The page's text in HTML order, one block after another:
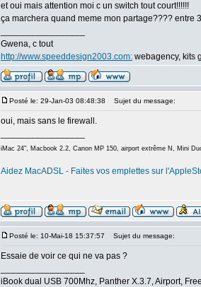
et oui mais attention moi c un switch tout court!!!!!!
ça marchera quand meme mon partage???? entre
Gwena, c tout
http://www.speeddesign2003.com: webagency, kits
Posté le: 29-Jan-03 08:48:38 Sujet du message:
oui, mais sans le firewall.
iMac 24", Macbook 2.2, Canon MP 150, airport extrême N, Mini
Aidez MacADSL - Faites vos emplettes sur
Posté le: 10-Mai-18 15:37:57 Sujet du message:
Essaie de voir ce qui ne va pas ?
iBook dual USB 700Mhz, Panther X.3.7, Airport,